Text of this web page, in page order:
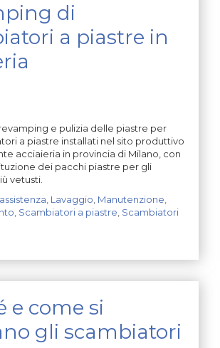
di
a piastre in
e pulizia delle piastre per
a piastre installati nel sito produttivo
acciaieria in provincia di Milano, con
dei pacchi piastre per gli
vetusti.
assistenza Lavaggio Manutenzione
Scambiatori a piastre Scambiatori
e come si
gli scambiatori